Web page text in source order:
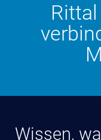
Wissen,